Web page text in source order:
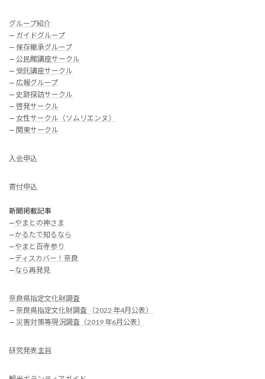
グループ紹介
— ガイドグループ
— 保存継承グループ
— 公民館講座サークル
— 受託講座サークル
— 広報グループ
— 史跡探訪サークル
— 啓発サークル
— 女性サークル（ソムリエンヌ）
— 関東サークル
入会申込
寄付申込
新聞掲載記事
—やまとの神さま
—かるたで知るなら
—やまと百寺参り
—ディスカバー！奈良
—なら再発見
奈良県指定文化財調査
— 奈良県指定文化財調査 （2022 年4月公表）
— 災害対策等現況調査（2019 年6月公表）
研究発表主旨